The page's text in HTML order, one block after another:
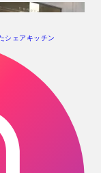
シェアキッチン